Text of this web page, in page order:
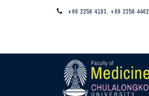
+66 2256 4183, +66 2256 4462